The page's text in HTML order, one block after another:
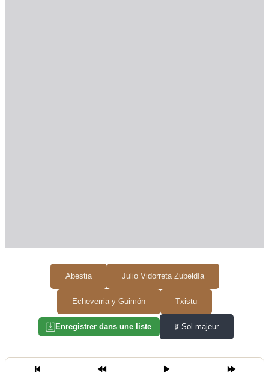
Abestia Julio Vidorreta Zubeldía
Echeverria y Guimón Txistu
Enregistrer dans une liste ♯ Sol majeur